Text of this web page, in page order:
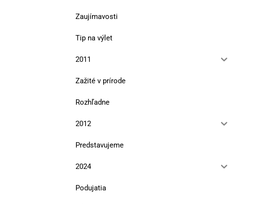
Zaujímavosti
Tip na výlet
2011
Zažité v prírode
Rozhľadne
2012
Predstavujeme
2024
Podujatia